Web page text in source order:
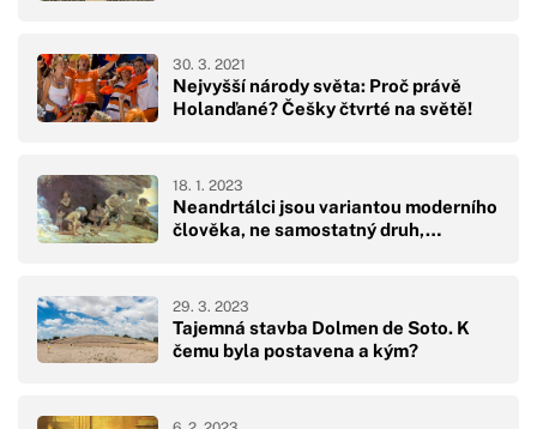
Nejvyšší národy světa: Proč právě
Holanďané? Češky čtvrté na světě!
30. 3. 2021
Neandrtálci jsou variantou moderního
člověka, ne samostatný druh,…
18. 1. 2023
Tajemná stavba Dolmen de Soto. K
čemu byla postavena a kým?
29. 3. 2023